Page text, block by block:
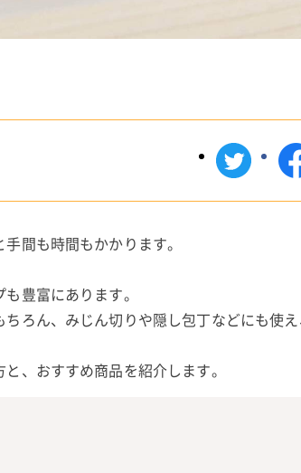
間も時間もかかります。
豊富にあります。
ろん、みじん切りや隠し包丁などにも使
、おすすめ商品を紹介します。